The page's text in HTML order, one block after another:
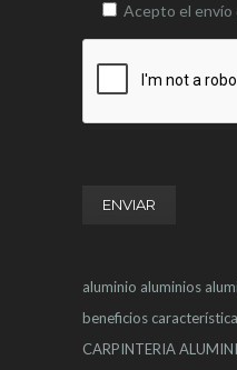
Acepto el envío
aluminio aluminios
beneficios
CARPINTERIA